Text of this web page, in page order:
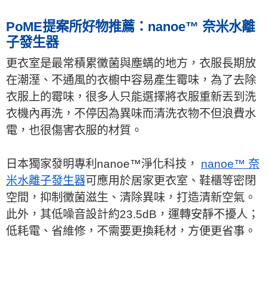
PoME提案所好物推薦：nanoe™ 奈米水離
子發生器
更衣室是最常積累黴菌與塵螨的地方，衣服長期放
在潮溼、不通風的衣櫥中容易產生霉味，為了去除
衣服上的霉味，很多人只能選擇將衣服重新丟到洗
衣機內再洗，不停因為異味而清洗衣物不但浪費水
電，也很傷害衣服的材質。
日本獨家發明專利nanoe™淨化科技， nanoe™ 奈
米水離子發生器可應用於居家更衣室、鞋櫃等密閉
空間，抑制黴菌滋生、清除異味，打造清新空氣。
此外，其低噪音設計約23.5dB，運轉安靜不擾人；
低耗電、省維修，不需要更換耗材，方便更省事。